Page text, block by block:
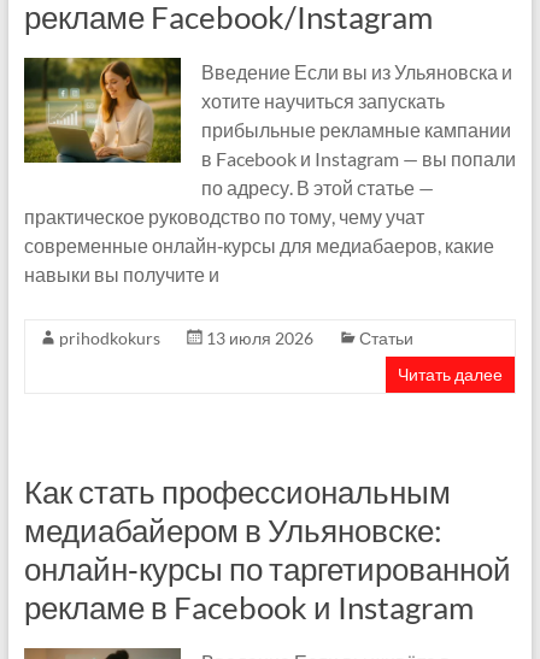
рекламе Facebook/Instagram
Введение Если вы из Ульяновска и
хотите научиться запускать
прибыльные рекламные кампании
в Facebook и Instagram — вы попали
по адресу. В этой статье —
практическое руководство по тому, чему учат
современные онлайн‑курсы для медиабаеров, какие
навыки вы получите и
prihodkokurs 13 июля 2026
Статьи
Читать далее
Как стать профессиональным
медиабайером в Ульяновске:
онлайн‑курсы по таргетированной
рекламе в Facebook и Instagram